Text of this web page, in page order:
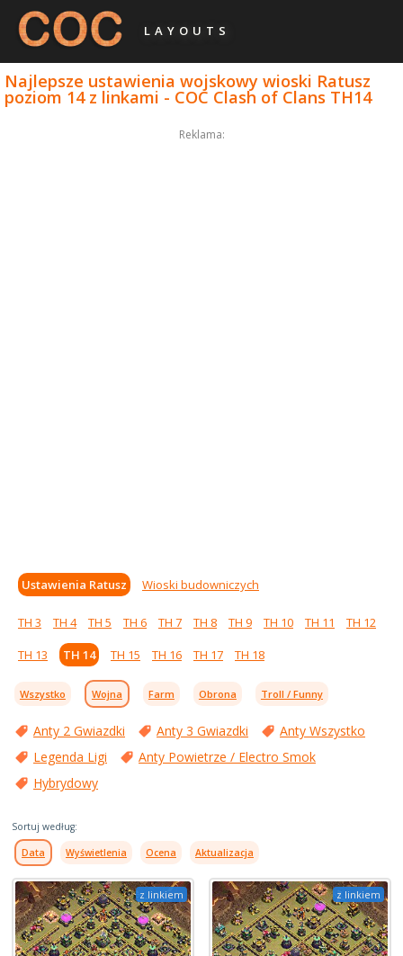
LAYOUTS
Najlepsze ustawienia wojskowy wioski Ratusz
poziom 14 z linkami - COC Clash of Clans TH14
Reklama:
Ustawienia Ratusz Wioski budowniczych
TH 3 TH 4 TH 5 TH 6 TH 7 TH 8 TH 9 TH 10 TH 11
TH 12
TH 13
TH 14 TH 15 TH 16 TH 17 TH 18
Wszystko Wojna Farm Obrona Troll / Funny
Anty 2 Gwiazdki Anty 3 Gwiazdki
Anty Wszystko
Legenda Ligi
Anty Powietrze / Electro Smok
Hybrydowy
Sortuj według:
Data Wyświetlenia Ocena Aktualizacja
z linkiem z linkiem